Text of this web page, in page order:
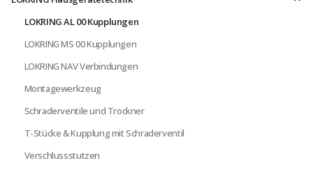
LOKRING AL 00 Kupplungen
LOKRING MS 00 Kupplungen
LOKRING NAV Verbindungen
Montagewerkzeug
Schraderventile und Trockner
T-Stücke & Kupplung mit Schraderventil
Verschlussstutzen